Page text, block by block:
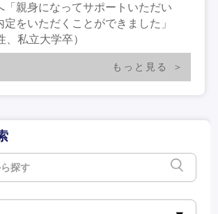
「親身になってサポートいただい
定をいただくことができました」
、私立大学卒）
もっと見る